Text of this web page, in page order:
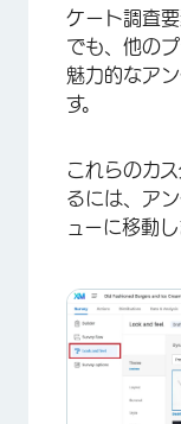
ケート調査
でも、他の
魅力的なア
す。
これらのカ
るには、ア
ューに移動し